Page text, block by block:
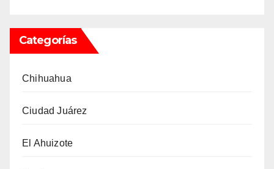
Categorías
Chihuahua
Ciudad Juárez
El Ahuizote